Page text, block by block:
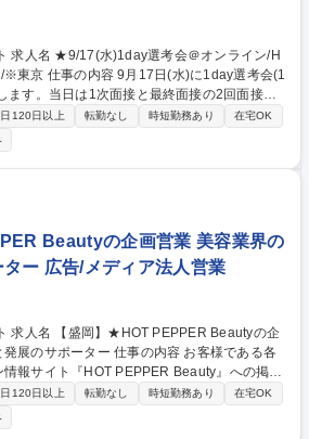
/H
1day選考会(1
ます。当日は1次面接と最終面接の2回面接予
てお見送りとなる可能性もございます。） 飲
ーグルメ』の活用提案を中心とした、集客や
お任せします。市場を広げる「新規顧客開
います。 ■変更の範囲：顧客接点
120日以上 転勤なし 時短勤務あり
在宅OK
Beautyの企画営業 美容業界の
ー 広告/メディア法人営業
企
仕事の内容 お客様である各
報サイト『HOT PEPPER Beauty』への掲載
地域のトレンドを把握し、クライアントの課題
だきます。 各種美容系サロンクラ
お任せします。ただサービスを売るのではな
120日以上 転勤なし 時短勤務あり
在宅OK